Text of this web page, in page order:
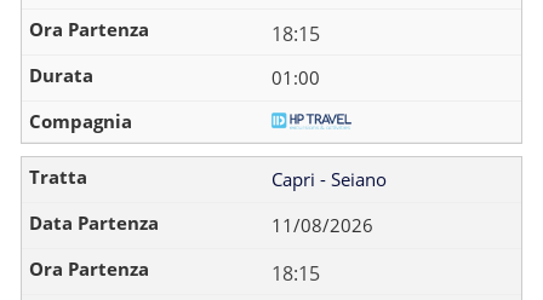
18:15
01:00
Capri - Seiano
11/08/2026
18:15